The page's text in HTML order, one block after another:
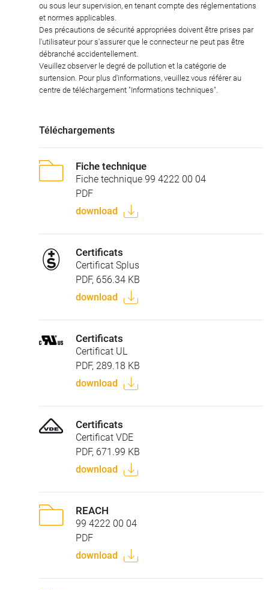
ou sous leur supervision, en tenant compte des réglementations
et normes applicables.
Des précautions de sécurité appropriées doivent être prises par
l'utilisateur pour s'assurer que le connecteur ne peut pas être
débranché accidentellement.
Veuillez observer le degré de pollution et la catégorie de
surtension. Pour plus d'informations, veuillez vous référer au
centre de téléchargement "Informations techniques".
Téléchargements
Fiche technique
Fiche technique 99 4222 00 04
PDF
download
Certificats
Certificat Splus
PDF, 656.34 KB
download
Certificats
Certificat UL
PDF, 289.18 KB
download
Certificats
Certificat VDE
PDF, 671.99 KB
download
REACH
99 4222 00 04
PDF
download